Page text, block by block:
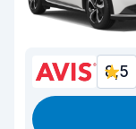
8,5